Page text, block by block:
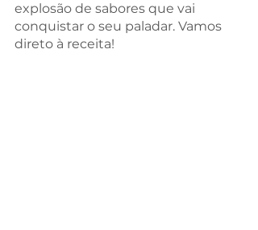
explosão de sabores que vai
conquistar o seu paladar. Vamos
direto à receita!